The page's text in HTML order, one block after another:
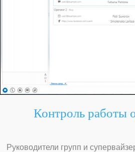
Контроль работы
Руководители групп и